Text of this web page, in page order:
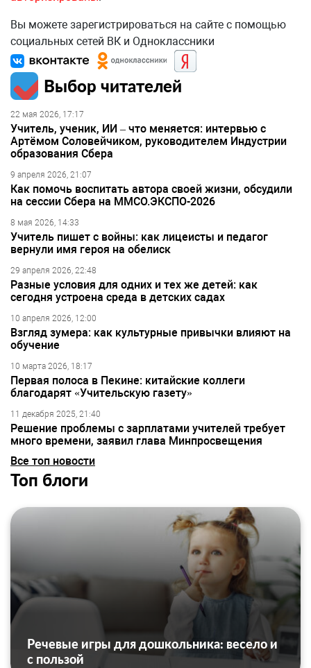
Вы можете зарегистрироваться на сайте с помощью
социальных сетей ВК и Одноклассники
Выбор читателей
22 мая 2026, 17:17
Учитель, ученик, ИИ – что меняется: интервью с
Артёмом Соловейчиком, руководителем Индустрии
образования Сбера
9 апреля 2026, 21:07
Как помочь воспитать автора своей жизни, обсудили
на сессии Сбера на ММСО.ЭКСПО-2026
8 мая 2026, 14:33
Учитель пишет с войны: как лицеисты и педагог
вернули имя героя на обелиск
29 апреля 2026, 22:48
Разные условия для одних и тех же детей: как
сегодня устроена среда в детских садах
10 апреля 2026, 12:00
Взгляд зумера: как культурные привычки влияют на
обучение
10 марта 2026, 18:17
Первая полоса в Пекине: китайские коллеги
благодарят «Учительскую газету»
11 декабря 2025, 21:40
Решение проблемы с зарплатами учителей требует
много времени, заявил глава Минпросвещения
Все топ новости
Топ блоги
Речевые игры для дошкольника: весело и
с пользой